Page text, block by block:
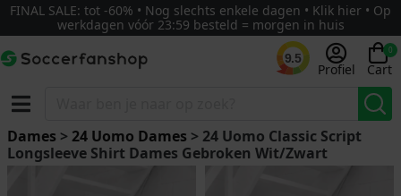
FINAL SALE: tot -60% • Nog slechts enkele dagen • Klik hier • Op
werkdagen vóór 23:59 besteld = morgen in huis
9.5
Profiel
0
Cart
Dames > 24 Uomo Dames > 24 Uomo Classic Script
Longsleeve Shirt Dames Gebroken Wit/Zwart